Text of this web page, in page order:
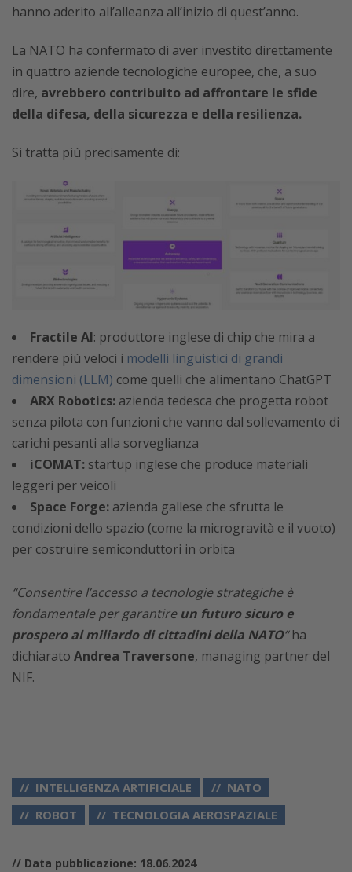
hanno aderito all’alleanza all’inizio di quest’anno.
La NATO ha confermato di aver investito direttamente
in quattro aziende tecnologiche europee, che, a suo
dire, avrebbero contribuito ad affrontare le sfide
della difesa, della sicurezza e della resilienza.
Si tratta più precisamente di:
Fractile AI: produttore inglese di chip che mira a
rendere più veloci i modelli linguistici di grandi
dimensioni (LLM) come quelli che alimentano ChatGPT
ARX Robotics: azienda tedesca che progetta robot
senza pilota con funzioni che vanno dal sollevamento di
carichi pesanti alla sorveglianza
iCOMAT: startup inglese che produce materiali
leggeri per veicoli
Space Forge: azienda gallese che sfrutta le
condizioni dello spazio (come la microgravità e il vuoto)
per costruire semiconduttori in orbita
“Consentire l’accesso a tecnologie strategiche è
fondamentale per garantireun futuro sicuro e
prospero al miliardo di cittadini della NATO“ha
dichiarato Andrea Traversone, managing partner del
NIF.
INTELLIGENZA ARTIFICIALE
NATO
ROBOT
TECNOLOGIA AEROSPAZIALE
// Data pubblicazione: 18.06.2024